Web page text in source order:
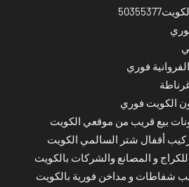
فوري
الكويت فوري
بيع قريب من موقعي الكويت
أقفال شتر السالمي الكويت
و المصانع والشركات بالكويت
شفاطات و مداخن فورية بالكويت